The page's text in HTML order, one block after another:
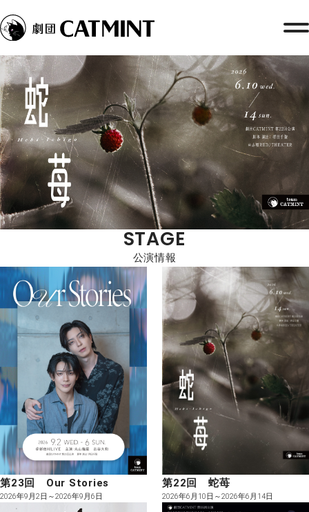
STAGE
公演情報
第23回 Our Stories
2026年9月2日～2026年9月6日
第22回 蛇苺
2026年6月10日～2026年6月14日